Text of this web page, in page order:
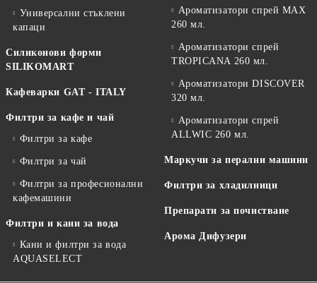
Универсални стъклени
капаци
Силиконови форми
SILIKOMART
Кафеварки GAT - ITALY
Филтри за кафе и чай
Филтри за кафе
Филтри за чай
Филтри за професионални
кафемашини
Филтри и кани за вода
Кани и филтри за вода
AQUASELECT
Ароматизатори спрей MAX
260 мл.
Ароматизатори спрей
TROPICANA 260 мл.
Ароматизатори DISCOVER
320 мл.
Ароматизатори спрей
ALLWIC 260 мл.
Маркучи за перални машини
Филтри за хладилници
Препарати за почистване
Арома Дифузери